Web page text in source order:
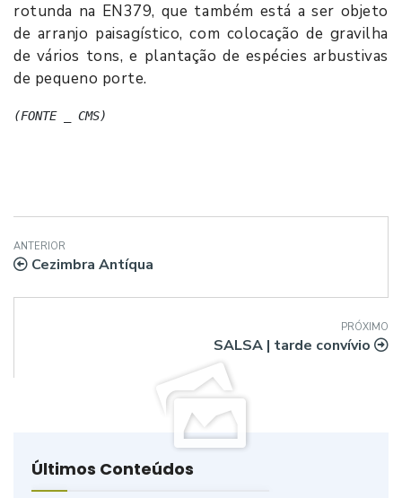
rotunda na EN379, que também está a ser objeto
de arranjo paisagístico, com colocação de gravilha
de vários tons, e plantação de espécies arbustivas
de pequeno porte.
(FONTE _ CMS)
ANTERIOR
Cezimbra Antíqua
PRÓXIMO
SALSA | tarde convívio
Últimos Conteúdos